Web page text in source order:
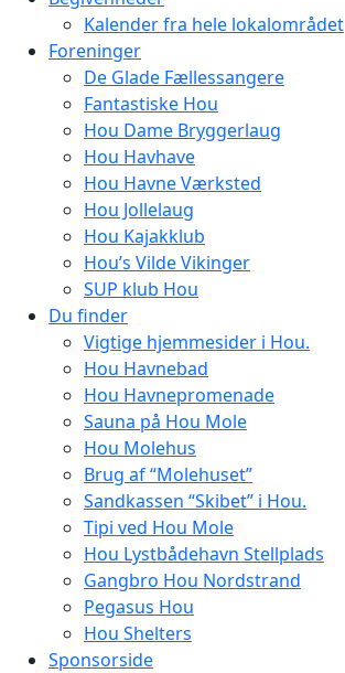
Kalender fra hele lokalområdet
Foreninger
De Glade Fællessangere
Fantastiske Hou
Hou Dame Bryggerlaug
Hou Havhave
Hou Havne Værksted
Hou Jollelaug
Hou Kajakklub
Hou’s Vilde Vikinger
SUP klub Hou
Du finder
Vigtige hjemmesider i Hou.
Hou Havnebad
Hou Havnepromenade
Sauna på Hou Mole
Hou Molehus
Brug af “Molehuset”
Sandkassen “Skibet” i Hou.
Tipi ved Hou Mole
Hou Lystbådehavn Stellplads
Gangbro Hou Nordstrand
Pegasus Hou
Hou Shelters
Sponsorside